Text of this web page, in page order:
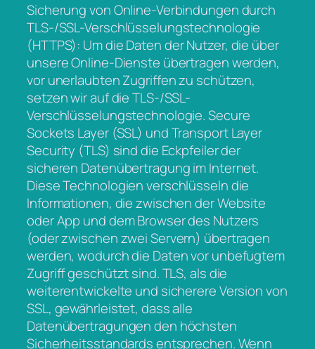
Sicherung von Online-Verbindungen durch
TLS-/SSL-Verschlüsselungstechnologie
(HTTPS): Um die Daten der Nutzer, die über
unsere Online-Dienste übertragen werden,
vor unerlaubten Zugriffen zu schützen,
setzen wir auf die TLS-/SSL-
Verschlüsselungstechnologie. Secure
Sockets Layer (SSL) und Transport Layer
Security (TLS) sind die Eckpfeiler der
sicheren Datenübertragung im Internet.
Diese Technologien verschlüsseln die
Informationen, die zwischen der Website
oder App und dem Browser des Nutzers
(oder zwischen zwei Servern) übertragen
werden, wodurch die Daten vor unbefugtem
Zugriff geschützt sind. TLS, als die
weiterentwickelte und sicherere Version von
SSL, gewährleistet, dass alle
Datenübertragungen den höchsten
Sicherheitsstandards entsprechen. Wenn